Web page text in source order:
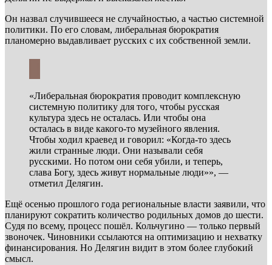
Он назвал случившееся не случайностью, а частью системной
политики. По его словам, либеральная бюрократия
планомерно выдавливает русских с их собственной земли.
«Либеральная бюрократия проводит комплексную
системную политику для того, чтобы русская
культура здесь не осталась. Или чтобы она
осталась в виде какого-то музейного явления.
Чтобы ходил краевед и говорил: «Когда-то здесь
жили странные люди. Они называли себя
русскими. Но потом они себя убили, и теперь,
слава Богу, здесь живут нормальные люди»», —
отметил Делягин.
Ещё осенью прошлого года региональные власти заявили, что
планируют сократить количество родильных домов до шести.
Судя по всему, процесс пошёл. Кольчугино — только первый
звоночек. Чиновники ссылаются на оптимизацию и нехватку
финансирования. Но Делягин видит в этом более глубокий
смысл.